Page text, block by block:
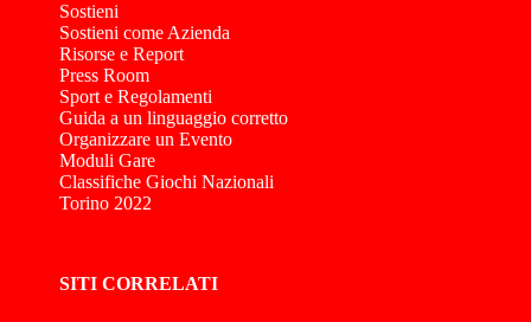
Sostieni
Sostieni come Azienda
Risorse e Report
Press Room
Sport e Regolamenti
Guida a un linguaggio corretto
Organizzare un Evento
Moduli Gare
Classifiche Giochi Nazionali
Torino 2022
SITI CORRELATI